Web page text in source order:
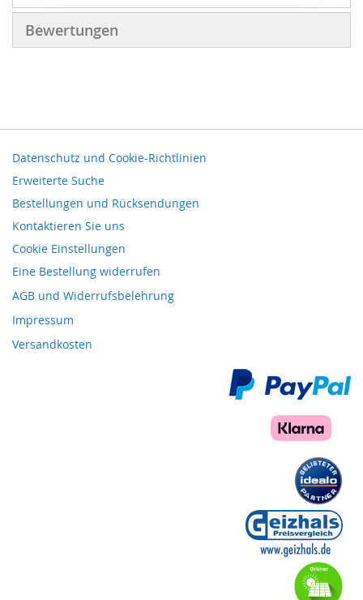
Bewertungen
Datenschutz und Cookie-Richtlinien
Erweiterte Suche
Bestellungen und Rücksendungen
Kontaktieren Sie uns
Cookie Einstellungen
Eine Bestellung widerrufen
AGB und Widerrufsbelehrung
Impressum
Versandkosten